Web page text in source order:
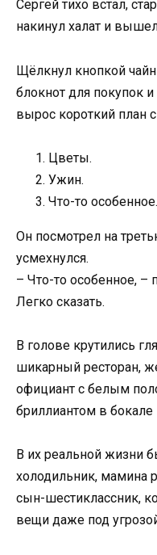
Сергей тихо встал,
накинул халат и
Щёлкнул кнопкой
блокнот для покупок
вырос короткий план
Цветы.
Ужин.
Что-то особенное.
Он посмотрел на
усмехнулся.
– Что-то особенное, –
Легко сказать.
В голове крутились
шикарный ресторан,
официант с белым
бриллиантом в
В их реальной жизни
холодильник, мамина
сын-шестиклассник,
вещи даже под